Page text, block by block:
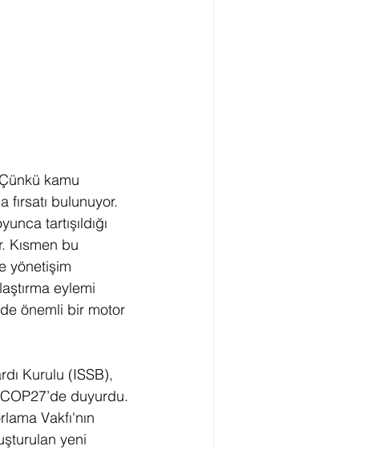
kamu
bulunuyor.
tartışıldığı
Kısmen bu
yönetişim
eylemi
önemli bir motor
Kurulu (ISSB),
duyurdu.
Vakfı'nın
yeni